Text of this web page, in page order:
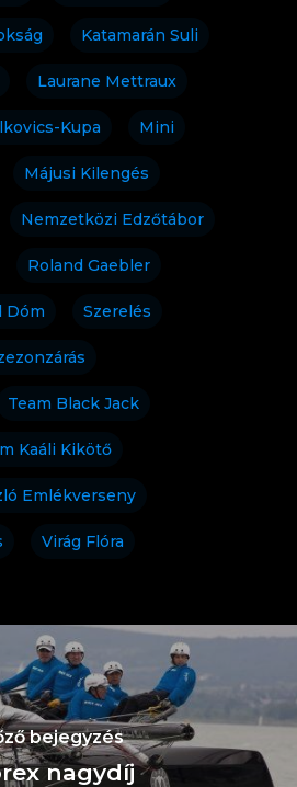
Katamarán Suli
Laurane Mettraux
Kupa Mini
Májusi Kilengés
Nemzetközi Edzőtábor
Roland Gaebler
Dóm Szerelés
Team Black Jack
Kaáli Kikötő
Emlékverseny
Virág Flóra
bejegyzés
nagydíj